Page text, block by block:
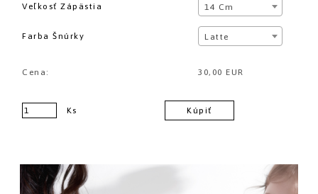
Veľkosť Zápästia 14 Cm
Farba Šnúrky Latte
Cena: 30,00 EUR
Ks